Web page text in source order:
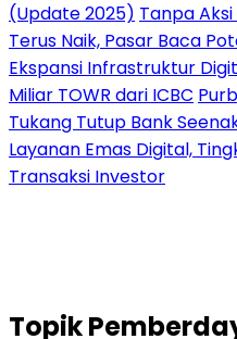
(Update 2025) Tanpa
Terus Naik, Pasar Baca
Ekspansi Infrastruktur
Miliar TOWR dari ICBC
Tukang Tutup Bank
Layanan Emas Digital,
Transaksi Investor
Topik